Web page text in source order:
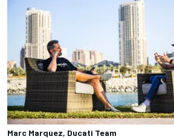
Marc Marquez, Ducati Team